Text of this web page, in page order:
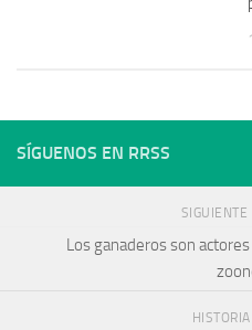
SÍGUENOS EN RRSS
SIGUIENTE
Los ganaderos son